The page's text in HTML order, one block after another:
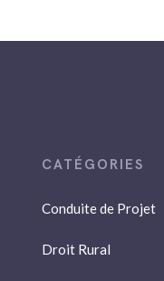
Conduite de Projet
Droit Rural